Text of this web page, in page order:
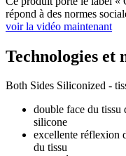
répond à des normes
voir la vidéo maintenant
Technologies et
Both Sides Siliconized -
double face du tissu
silicone
excellente réflexion
du tissu